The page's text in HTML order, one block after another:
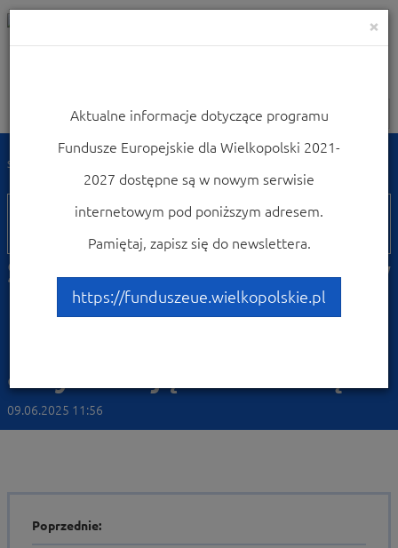
Nawigacja
Strona główna
24
czerwca
Spotkanie informacyjne w
Krotoszynie "Fundusze
aktywizację zawodową"
09.06.2025 11:56
Poprzednie:
×
Aktualne informacje dotyczące programu
Fundusze Europejskie dla Wielkopolski 2021-
2027 dostępne są w nowym serwisie
internetowym pod poniższym adresem.
Pamiętaj, zapisz się do newslettera.
https://funduszeue.wielkopolskie.pl